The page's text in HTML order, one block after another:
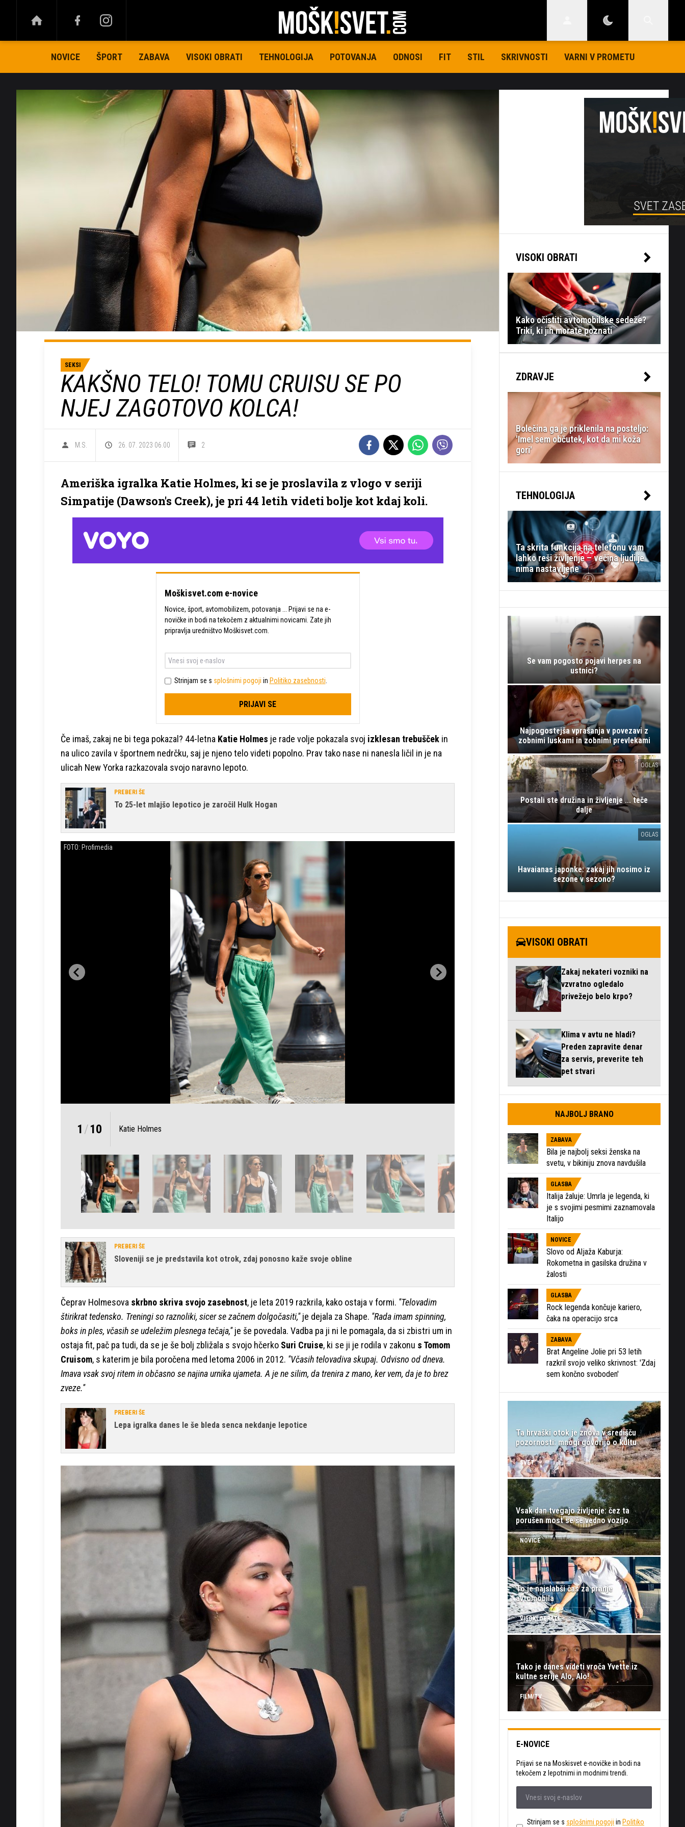
NOVICE ŠPORT ZABAVA VISOKI OBRATI TEHNOLOGIJA POTOVANJA ODNOSI FIT STIL SKRIVNOSTI VARNI V PROMETU
SEKSI
KAKŠNO TELO! TOMU CRUISU SE PO
NJEJ ZAGOTOVO KOLCA!
M.S. 26. 07. 2023 06.00 2
Ameriška igralka Katie Holmes, ki se je proslavila z vlogo v seriji
Simpatije (Dawson's Creek), je pri 44 letih videti bolje kot kdaj koli.
Moškisvet.com e-novice
Novice, šport, avtomobilizem, potovanja ... Prijavi se na e-
novičke in bodi na tekočem z aktualnimi novicami. Zate jih
pripravlja uredništvo Moškisvet.com.
Strinjam se s splošnimi pogoji in Politiko zasebnosti
PRIJAVI SE
Če imaš, zakaj ne bi tega pokazal? 44-letna Katie Holmes je rade volje pokazala svoj izklesan trebušček in
na ulico zavila v športnem nedrčku, saj je njeno telo videti popolno. Prav tako nase ni nanesla ličil in je na
ulicah New Yorka razkazovala svojo naravno lepoto.
PREBERI ŠE
To 25-let mlajšo lepotico je zaročil Hulk Hogan
FOTO: Profimedia
1 /10 Katie Holmes
PREBERI ŠE
Sloveniji se je predstavila kot otrok, zdaj ponosno kaže svoje obline
Čeprav Holmesova skrbno skriva svojo zasebnost, je leta 2019 razkrila, kako ostaja v formi. ''Telovadim
štirikrat tedensko. Treningi so raznoliki, sicer se začnem dolgočasiti,''je dejala za Shape. ''Rada imam spinning,
boks in ples, včasih se udeležim plesnega tečaja,''je še povedala. Vadba pa ji ni le pomagala, da si zbistri um in
ostaja fit, pač pa tudi, da se je še bolj zbližala s svojo hčerko Suri Cruise, ki se ji je rodila v zakonu s Tomom
Cruisom, s katerim je bila poročena med letoma 2006 in 2012. ''Včasih telovadiva skupaj. Odvisno od dneva.
Imava vsak svoj ritem in občasno se najina urnika ujameta. A je ne silim, da trenira z mano, ker vem, da je to brez
zveze.''
PREBERI ŠE
Lepa igralka danes le še bleda senca nekdanje lepotice
VISOKI OBRATI
Kako očistiti avtomobilske sedeže?
Triki, ki jih morate poznati
ZDRAVJE
Bolečina ga je priklenila na posteljo:
'Imel sem občutek, kot da mi koža
gori'
TEHNOLOGIJA
Ta skrita funkcija na telefonu vam
lahko reši življenje – večina ljudi je
nima nastavljene
Se vam pogosto pojavi herpes na
ustnici?
Najpogostejša vprašanja v povezavi z
zobnimi luskami in zobnimi prevlekami
OGLAS
Postali ste družina in življenje ... teče
dalje
OGLAS
Havaianas japonke: zakaj jih nosimo iz
sezone v sezono?
VISOKI OBRATI
Zakaj nekateri vozniki na
vzvratno ogledalo
privežejo belo krpo?
Klima v avtu ne hladi?
Preden zapravite denar
za servis, preverite teh
pet stvari
NAJBOLJ BRANO
ZABAVA
Bila je najbolj seksi ženska na
svetu, v bikiniju znova navdušila
GLASBA
Italija žaluje: Umrla je legenda, ki
je s svojimi pesmimi zaznamovala
Italijo
NOVICE
Slovo od Aljaža Kaburja:
Rokometna in gasilska družina v
žalosti
GLASBA
Rock legenda končuje kariero,
čaka na operacijo srca
ZABAVA
Brat Angeline Jolie pri 53 letih
razkril svojo veliko skrivnost: 'Zdaj
sem končno svoboden'
Ta hrvaški otok je znova v središču
pozornosti: mnogi govorijo o kultu
SVET
Vsak dan tvegajo življenje: čez ta
porušen most se še vedno vozijo
NOVICE
To je najslabši čas za pranje
avtomobila
VISOKI OBRATI
Tako je danes videti vroča Yvette iz
kultne serije Alo, Alo!
FILM/TV
E-NOVICE
Prijavi se na Moskisvet e-novičke in bodi na
tekočem z lepotnimi in modnimi trendi.
Strinjam se s splošnimi pogoji in Politiko